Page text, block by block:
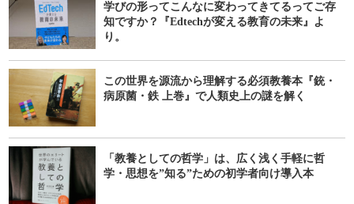
学びの形ってこんなに変わってきてるってご存
知ですか？『Edtechが変える教育の未来』よ
り。
この世界を源流から理解する必須教養本『銃・
病原菌・鉄 上巻』で人類史上の謎を解く
「教養としての哲学」は、広く浅く手軽に哲
学・思想を”知る”ための初学者向け導入本